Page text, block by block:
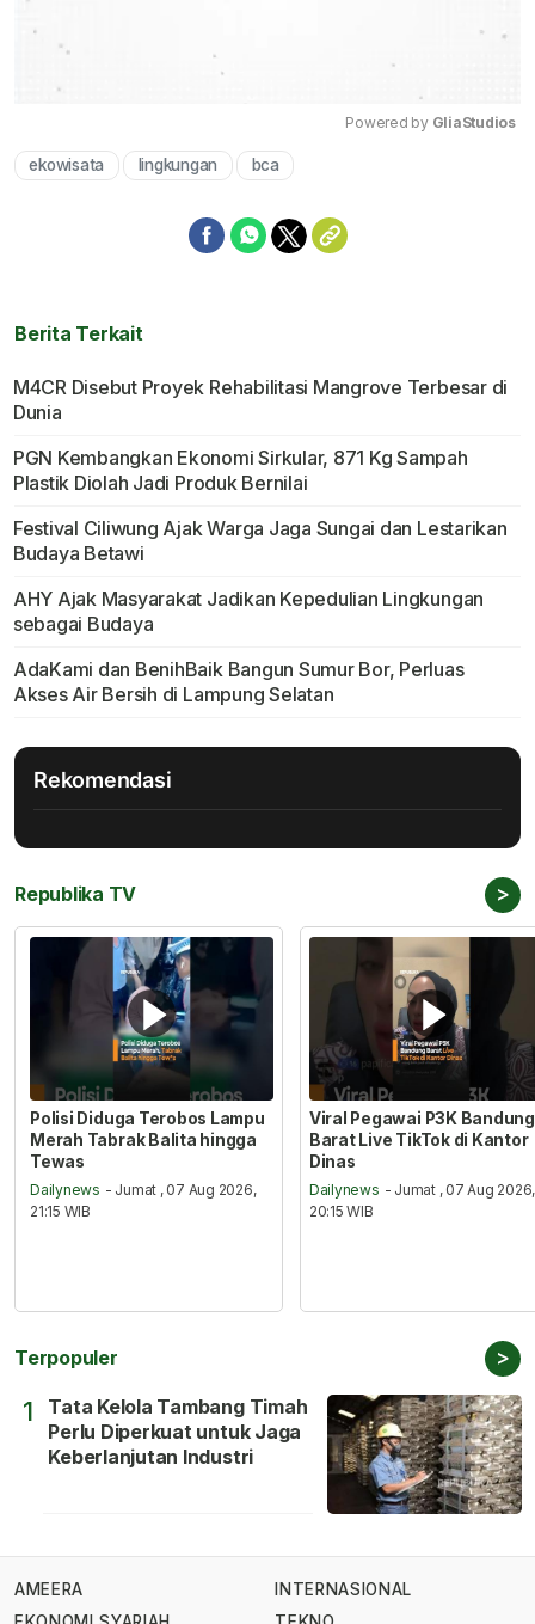
Powered by GliaStudios
ekowisata lingkungan bca
Berita Terkait
M4CR Disebut Proyek Rehabilitasi Mangrove Terbesar di
Dunia
PGN Kembangkan Ekonomi Sirkular, 871 Kg Sampah
Plastik Diolah Jadi Produk Bernilai
Festival Ciliwung Ajak Warga Jaga Sungai dan Lestarikan
Budaya Betawi
AHY Ajak Masyarakat Jadikan Kepedulian Lingkungan
sebagai Budaya
AdaKami dan BenihBaik Bangun Sumur Bor, Perluas
Akses Air Bersih di Lampung Selatan
Rekomendasi
Republika TV >
Polisi Diduga Terobos Lampu
Merah Tabrak Balita hingga
Tewas
Dailynews - Jumat , 07 Aug 2026,
21:15 WIB
Viral Pegawai P3K Bandung
Barat Live TikTok di Kantor
Dinas
Dailynews - Jumat , 07 Aug 2026,
20:15 WIB
Terpopuler >
1
Tata Kelola Tambang Timah
Perlu Diperkuat untuk Jaga
Keberlanjutan Industri
AMEERA
INTERNASIONAL